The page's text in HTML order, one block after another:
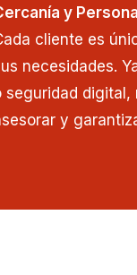
y
cliente es
necesidades.
seguridad digital,
y